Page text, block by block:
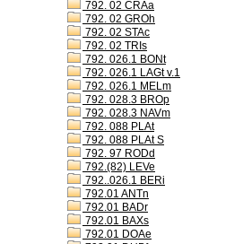
792. 02 CRAa
792. 02 GROh
792. 02 STAc
792. 02 TRIs
792. 026.1 BONt
792. 026.1 LAGt v.1
792. 026.1 MELm
792. 028.3 BROp
792. 028.3 NAVm
792. 088 PLAt
792. 088 PLAt S
792. 97 RODd
792.(82) LEVe
792..026.1 BERi
792.01 ANTn
792.01 BADr
792.01 BAXs
792.01 DOAe